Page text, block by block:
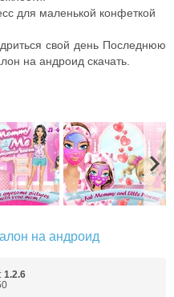
для маленькой конфеткой
свой день Последнюю
на андроид скачать.
на андроид
1.2.6